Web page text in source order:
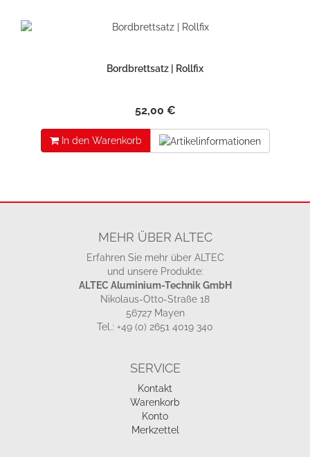
Bordbrettsatz | Rollfix
52,00 €
In den Warenkorb
MEHR ÜBER ALTEC
Erfahren Sie mehr über ALTEC
und unsere Produkte:
ALTEC Aluminium-Technik GmbH
Nikolaus-Otto-Straße 18
56727 Mayen
Tel.: +49 (0) 2651 4019 340
SERVICE
Kontakt
Warenkorb
Konto
Merkzettel